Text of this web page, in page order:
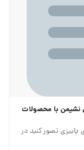
نشیمن با محصولات
تصور کنید در